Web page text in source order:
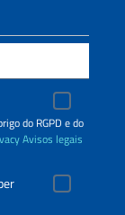
do RGPD e do
Avisos legais